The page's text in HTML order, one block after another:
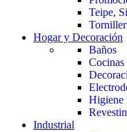
Teipe,
Hogar y Decoración
Baños
Cocinas
Higiene
Industrial